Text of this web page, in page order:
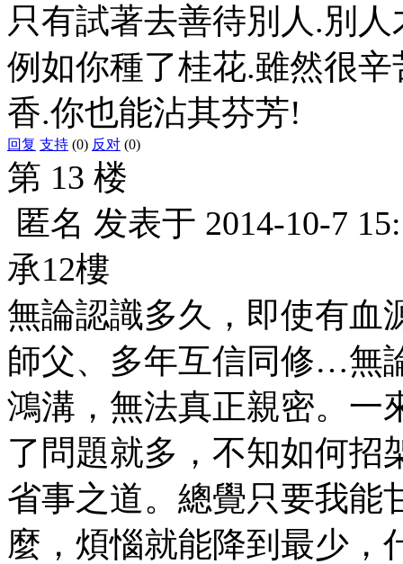
只有試著去善待別人.別
例如你種了桂花.雖然很
香.你也能沾其芬芳!
回复 支持 (0) 反对 (0)
第 13 楼
匿名 发表于 2014-10-7
承12樓
無論認識多久，即使有血
師父、多年互信同修…無
鴻溝，無法真正親密。一
了問題就多，不知如何招
省事之道。總覺只要我能
麼，煩惱就能降到最少，